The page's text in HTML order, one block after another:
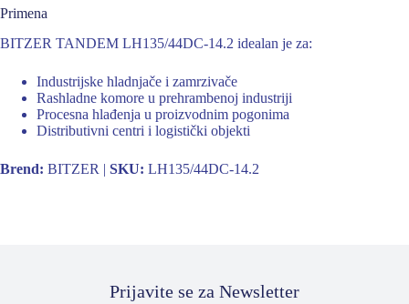
Primena
BITZER TANDEM LH135/44DC-14.2 idealan je za:
Industrijske hladnjače i zamrzivače
Rashladne komore u prehrambenoj industriji
Procesna hlađenja u proizvodnim pogonima
Distributivni centri i logistički objekti
Brend: BITZER | SKU: LH135/44DC-14.2
Prijavite se za Newsletter